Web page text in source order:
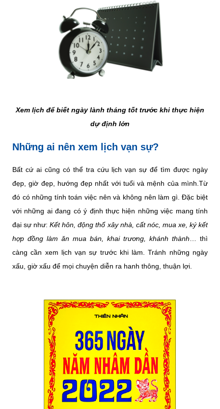
Xem lịch để biết ngày lành tháng tốt trước khi thực hiện
dự định lớn
Những ai nên xem lịch vạn sự?
Bất cứ ai cũng có thể tra cứu lịch vạn sự để tìm được ngày
đẹp, giờ đẹp, hướng đẹp nhất với tuổi và mệnh của mình.Từ
đó có những tính toán việc nên và không nên làm gì. Đặc biệt
với những ai đang có ý định thực hiện những việc mang tính
đại sự như:Kết hôn, động thổ xây nhà, cất nóc, mua xe, ký kết
hợp đồng làm ăn mua bán, khai trương, khánh thành … thì
càng cần xem lịch vạn sự trước khi làm. Tránh những ngày
xấu, giờ xấu để mọi chuyện diễn ra hanh thông, thuận lợi.